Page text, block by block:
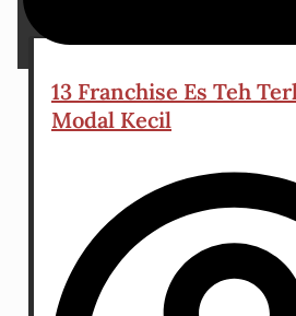
13 Franchise Es Teh
Modal Kecil